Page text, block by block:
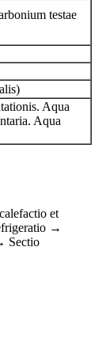
testae
Aqua
Aqua
et
→
Sectio